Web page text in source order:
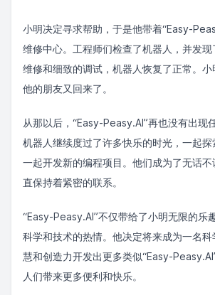
小明决定寻求帮助，于是他带着“Easy-
维修中心。工程师们检查了机器人，并发
维修和细致的调试，机器人恢复了正常。
他的朋友又回来了。
从那以后，“Easy-Peasy.AI”再也没有出现
机器人继续度过了许多快乐的时光，一起探
一起开发新的编程项目。他们成为了无话
直保持着紧密的联系。
“Easy-Peasy.AI”不仅带给了小明无限的乐
科学和技术的热情。他决定将来成为一名
慧和创造力开发出更多类似“Easy-
人们带来更多便利和快乐。